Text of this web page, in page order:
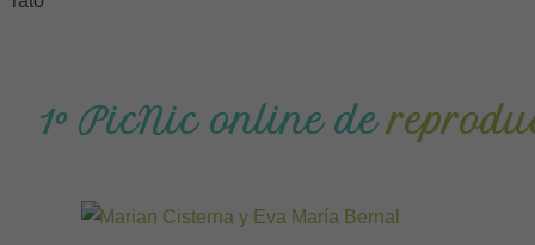
1º PicNic online de